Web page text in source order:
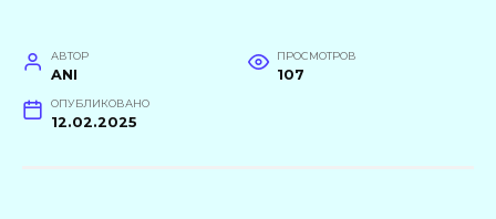
АВТОР
ANI
ПРОСМОТРОВ
107
ОПУБЛИКОВАНО
12.02.2025